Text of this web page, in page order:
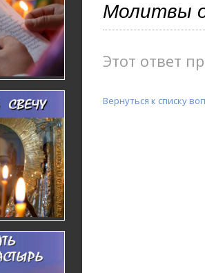
Молитвы о
Этот ответ
Вернуться к списку